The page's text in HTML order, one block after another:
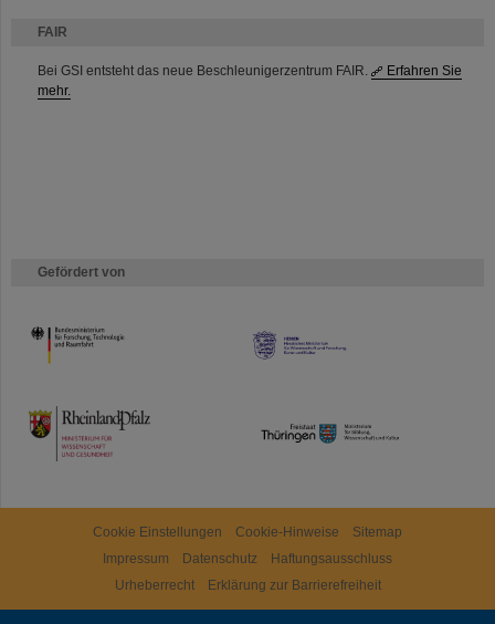
FAIR
Bei GSI entsteht das neue Beschleunigerzentrum FAIR.
Erfahren Sie
mehr.
Gefördert von
HMWK
TMWWDG
Cookie Einstellungen Cookie-Hinweise
Sitemap
Impressum
Datenschutz
Haftungsausschluss
Urheberrecht
Erklärung zur Barrierefreiheit